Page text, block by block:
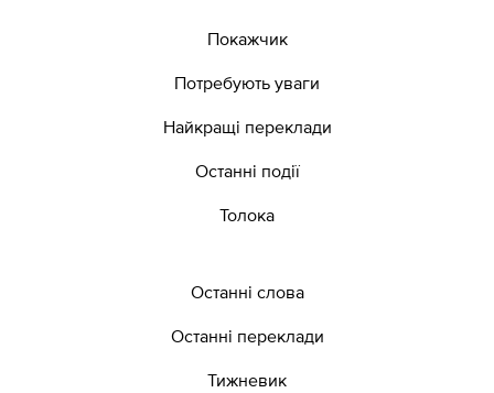
Покажчик
Потребують уваги
Найкращі переклади
Останні події
Толока
Останні слова
Останні переклади
Тижневик